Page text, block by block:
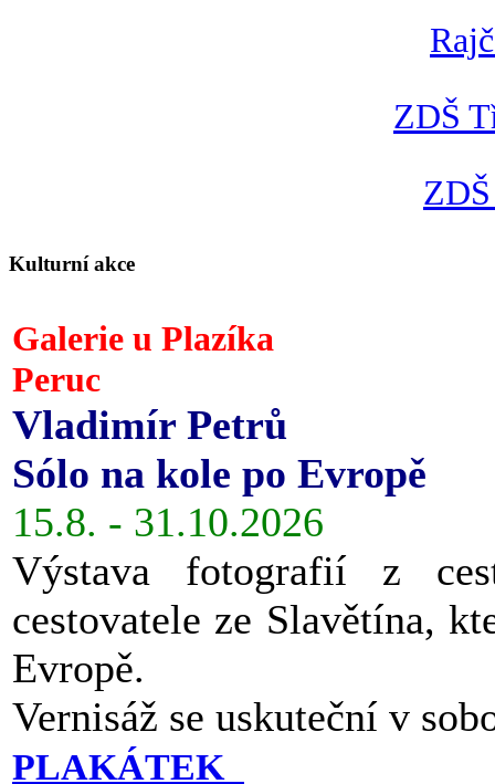
ZDŠ
Kulturní akce
Galerie u Plazíka
Peruc
Vladimír Petrů
Sólo na kole po Evropě
15.8. - 31.10.2026
Výstava fotografií z
cestovatele ze Slavětína,
Evropě.
Vernisáž se uskuteční v
PLAKÁTEK